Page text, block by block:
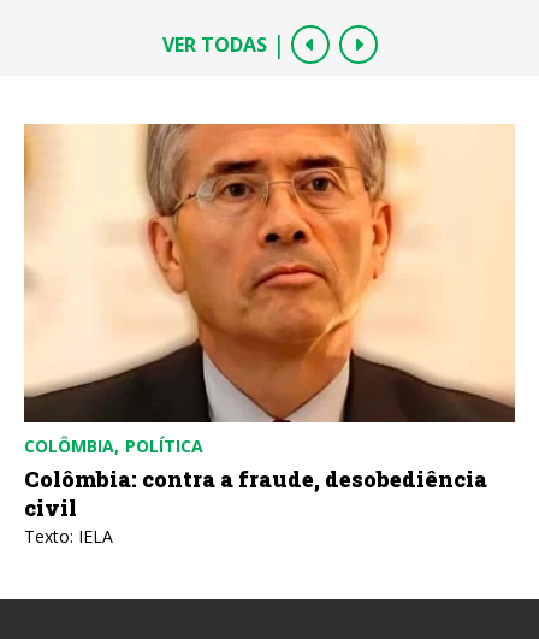
VER TODAS |
COLÔMBIA POLÍTICA
Colômbia: contra a fraude, desobediência
civil
Texto: IELA